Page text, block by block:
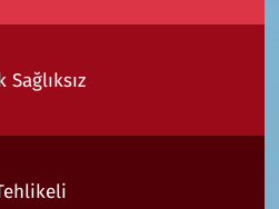
Sağlıksız